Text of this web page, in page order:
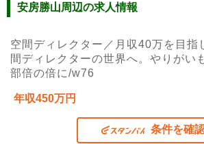
安房勝山周辺の求人情報
空間ディレクター／月収40万を目指
間ディレクターの世界へ。やりがい
部倍の倍に/w76
年収450万円
条件を確